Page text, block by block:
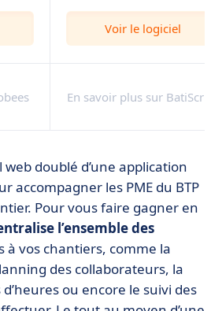
et
et
Tablette ou smartphone)
Plateforme la plus
Rapport de chantier
Support interne /
Formation Qualiopi
Voir le logiciel
En savoir plus sur
web doublé d’une application
accompagner les PME du BTP
Pour vous faire gagner en
l’ensemble des
à vos chantiers, comme la
des collaborateurs, la
ou encore le suivi des